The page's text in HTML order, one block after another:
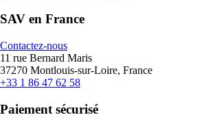
SAV en France
Contactez-nous
11 rue Bernard Maris
37270 Montlouis-sur-Loire, France
+33 1 86 47 62 58
Paiement sécurisé